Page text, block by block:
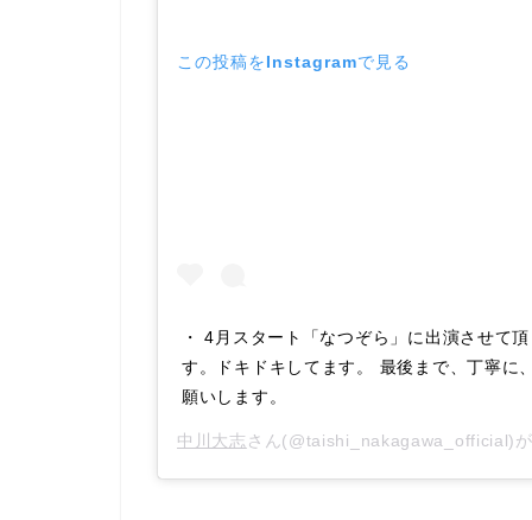
この投稿をInstagramで見る
・ 4月スタート「なつぞら」に出演させて
す。ドキドキしてます。 最後まで、丁寧に
願いします。
中川大志 さん(@taishi_nakagawa_official)